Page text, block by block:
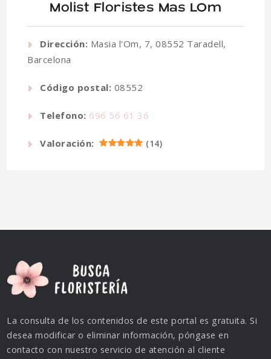
Molist Floristes Mas LOm
Dirección: Masia l'Om, 7, 08552 Taradell,
Barcelona
Código postal: 08552
Telefono: 696 56 61 36
Valoración: (14)
La consulta de los contenidos de este portal es gratuita. Si
desea modificar o eliminar información, póngase en
contacto con nuestro servicio de atención al cliente